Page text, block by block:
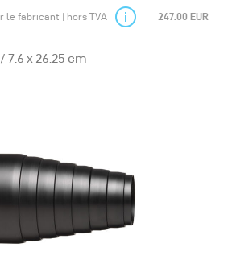
le fabricant | hors TVA 247.00 EUR
7.6 x 26.25 cm